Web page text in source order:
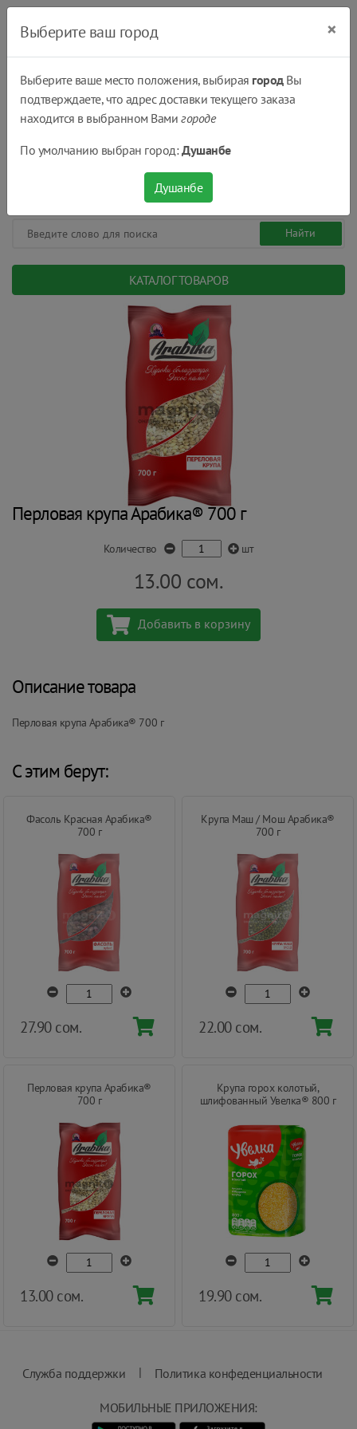
КАТАЛОГ ТОВАРОВ
Перловая крупа Арабика® 700 г
Количество шт
13.00 сом.
Добавить в корзину
Описание товара
Перловая крупа Арабика® 700 г
С этим берут:
Фасоль Красная Арабика®
700 г
27.90 сом.
Крупа Маш / Мош Арабика®
700 г
22.00 сом.
Перловая крупа Арабика®
700 г
13.00 сом.
Крупа горох колотый,
шлифованный Увелка® 800 г
19.90 сом.
Служба поддержки | Политика конфеденциальности
МОБИЛЬНЫЕ ПРИЛОЖЕНИЯ:
Выберите ваш город ×
Выберите ваше место положения, выбирая городВы
подтверждаете, что адрес доставки текущего заказа
находится в выбранном Вамигороде
По умолчанию выбран город:Душанбе
Душанбе